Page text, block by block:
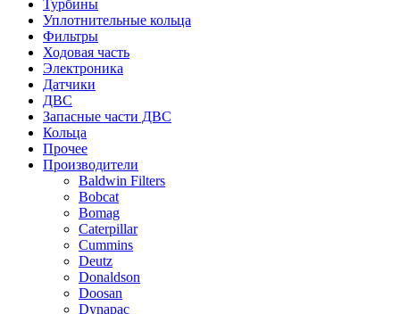
Турбины
Уплотнительные кольца
Фильтры
Ходовая часть
Электроника
Датчики
ДВС
Запасные части ДВС
Кольца
Прочее
Производители
Baldwin Filters
Bobcat
Bomag
Caterpillar
Cummins
Deutz
Donaldson
Doosan
Dynapac